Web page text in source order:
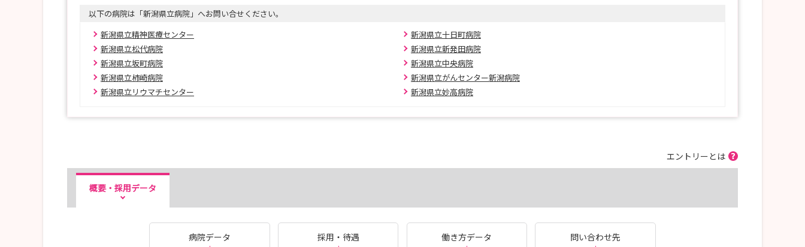
以下の病院は「新潟県立病院」へお問い合せください。
新潟県立精神医療センター
新潟県立十日町病院
新潟県立松代病院
新潟県立新発田病院
新潟県立坂町病院
新潟県立中央病院
新潟県立柿崎病院
新潟県立がんセンター新潟病院
新潟県立リウマチセンター
新潟県立妙高病院
エントリーとは
概要・採用データ
病院データ 採用・待遇 働き方データ 問い合わせ先